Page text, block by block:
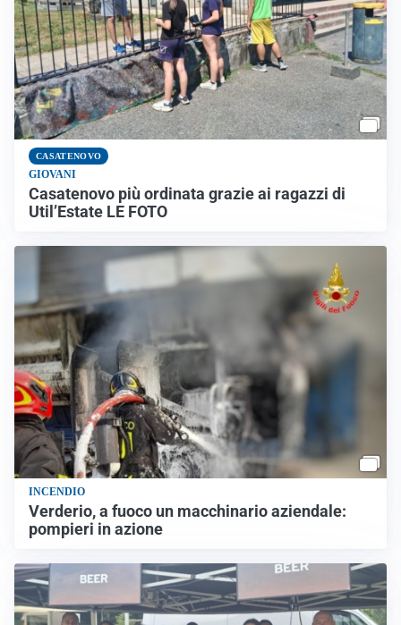
CASATENOVO
GIOVANI
Casatenovo più ordinata grazie ai ragazzi di
Util’Estate LE FOTO
INCENDIO
Verderio, a fuoco un macchinario aziendale:
pompieri in azione